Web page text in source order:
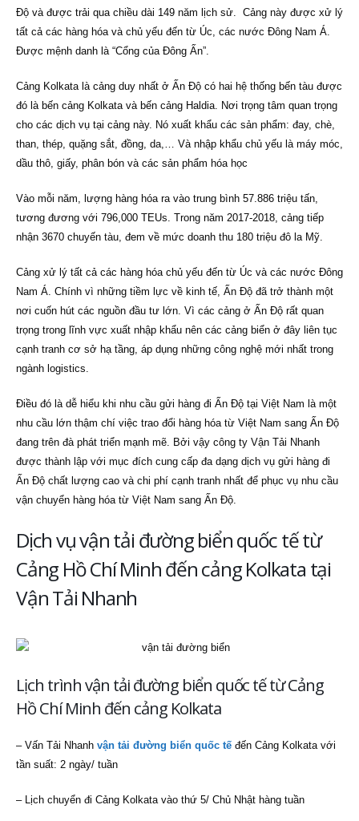
Độ và được trải qua chiều dài 149 năm lịch sử. Cảng này được xử lý
tất cả các hàng hóa và chủ yếu đến từ Úc, các nước Đông Nam Á.
Được mệnh danh là “Cổng của Đông Ấn”.
Cảng Kolkata là cảng duy nhất ở Ấn Độ có hai hệ thống bến tàu được
đó là bến cảng Kolkata và bến cảng Haldia. Nơi trọng tâm quan trọng
cho các dịch vụ tại cảng này. Nó xuất khẩu các sản phẩm: đay, chè,
than, thép, quặng sắt, đồng, da,… Và nhập khẩu chủ yếu là máy móc,
dầu thô, giấy, phân bón và các sản phẩm hóa học
Vào mỗi năm, lượng hàng hóa ra vào trung bình 57.886 triệu tấn,
tương đương với 796,000 TEUs. Trong năm 2017-2018, cảng tiếp
nhận 3670 chuyến tàu, đem về mức doanh thu 180 triệu đô la Mỹ.
Cảng xử lý tất cả các hàng hóa chủ yếu đến từ Úc và các nước Đông
Nam Á. Chính vì những tiềm lực về kinh tế, Ấn Độ đã trở thành một
nơi cuốn hút các nguồn đầu tư lớn. Vì các cảng ở Ấn Độ rất quan
trọng trong lĩnh vực xuất nhập khẩu nên các cảng biển ở đây liên tục
cạnh tranh cơ sở hạ tầng, áp dụng những công nghệ mới nhất trong
ngành logistics.
Điều đó là dễ hiểu khi nhu cầu gửi hàng đi Ấn Độ tại Việt Nam là một
nhu cầu lớn thậm chí việc trao đổi hàng hóa từ Việt Nam sang Ấn Độ
đang trên đà phát triển mạnh mẽ. Bởi vậy công ty Vận Tải Nhanh
được thành lập với mục đích cung cấp đa dạng dịch vụ gửi hàng đi
Ấn Độ chất lượng cao và chi phí cạnh tranh nhất để phục vụ nhu cầu
vận chuyển hàng hóa từ Việt Nam sang Ấn Độ.
Dịch vụ vận tải đường biển quốc tế từ
Cảng Hồ Chí Minh đến cảng Kolkata tại
Vận Tải Nhanh
Lịch trình vận tải đường biển quốc tế từ Cảng
Hồ Chí Minh đến cảng Kolkata
– Vấn Tải Nhanh vận tải đường biển quốc tế đến Cảng Kolkata với
tần suất: 2 ngày/ tuần
– Lịch chuyển đi Cảng Kolkata vào thứ 5/ Chủ Nhật hàng tuần